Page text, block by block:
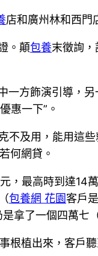
店和廣州林和西門
。顛包養末徵詢，
一方飾演引導，
惠一下”。
不及用，能用這
何網貸。
，最高時到達14
包養網 花園客戶
拿了一個四萬七
根植出來，客戶